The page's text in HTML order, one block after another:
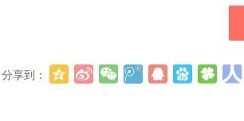
分享到：